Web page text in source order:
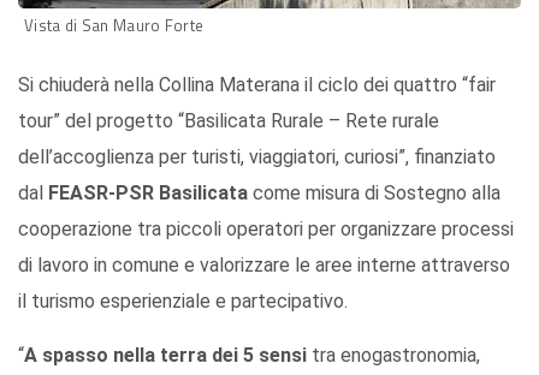
Vista di San Mauro Forte
Si chiuderà nella Collina Materana il ciclo dei quattro “fair
tour” del progetto “Basilicata Rurale – Rete rurale
dell’accoglienza per turisti, viaggiatori, curiosi”, finanziato
dal FEASR-PSR Basilicata come misura di Sostegno alla
cooperazione tra piccoli operatori per organizzare processi
di lavoro in comune e valorizzare le aree interne attraverso
il turismo esperienziale e partecipativo.
“A spasso nella terra dei 5 sensi tra enogastronomia,